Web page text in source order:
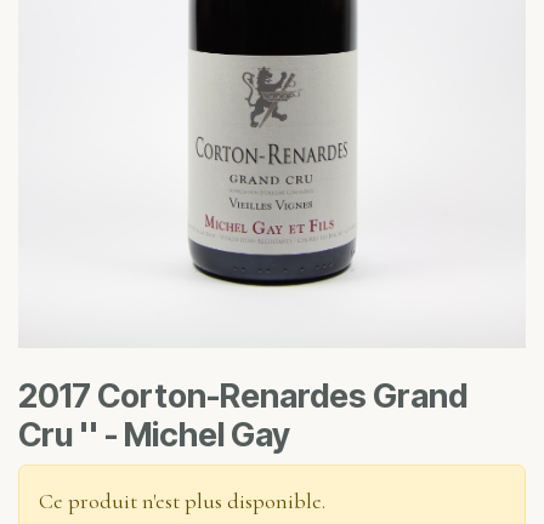
2017 Corton-Renardes Grand
Cru '' - Michel Gay
Ce produit n'est plus disponible.